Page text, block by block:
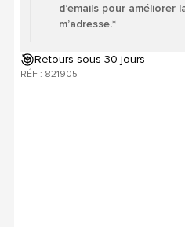
d’emails pour améliorer
m’adresse.*
Retours sous 30 jours
RÉF : 821905